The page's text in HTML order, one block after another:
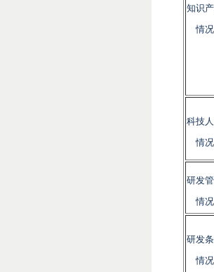
知识
情况
科技
情况
研发
情况
研发
情况